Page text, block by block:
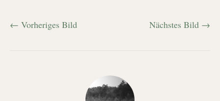
← Vorheriges Bild Nächstes Bild →